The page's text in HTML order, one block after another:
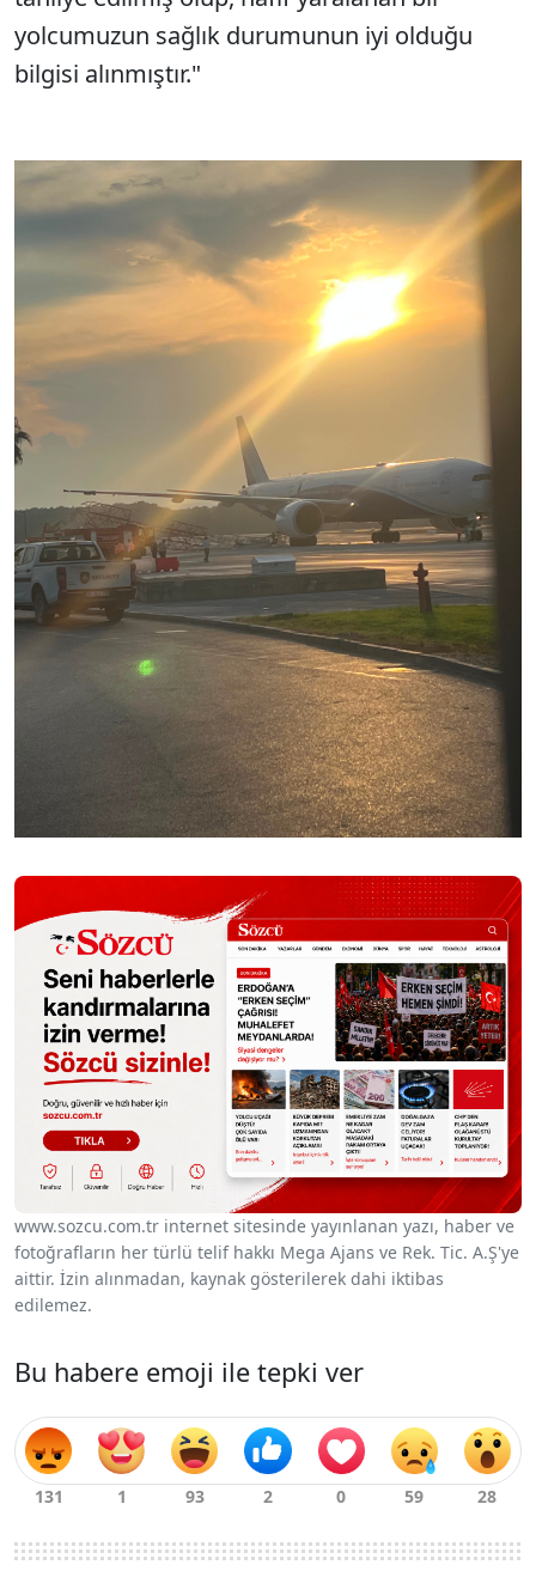
yolcumuzun sağlık durumunun iyi olduğu
bilgisi alınmıştır."
www.sozcu.com.tr internet sitesinde yayınlanan yazı, haber ve
fotoğrafların her türlü telif hakkı Mega Ajans ve Rek. Tic. A.Ş'ye
aittir. İzin alınmadan, kaynak gösterilerek dahi iktibas
edilemez.
Bu habere emoji ile tepki ver